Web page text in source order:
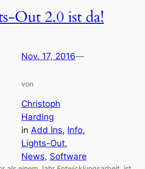
Out 2.0 ist da!
Nov. 17, 2016—
von
Christoph
Harding
in Add Ins, Info
Lights-Out
News, Software